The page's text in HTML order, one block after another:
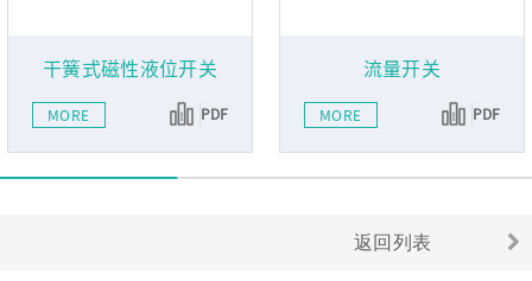
干簧式磁性液位开关
MORE PDF
流量开关
MORE PDF
返回列表